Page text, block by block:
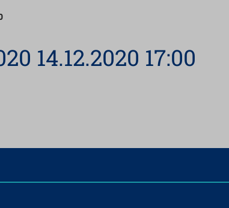
14.12.2020 17:00